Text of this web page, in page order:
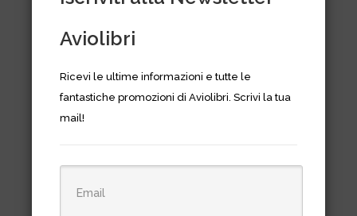
Aviolibri
Ricevi le ultime informazioni e tutte le
fantastiche promozioni di Aviolibri. Scrivi la tua
mail!